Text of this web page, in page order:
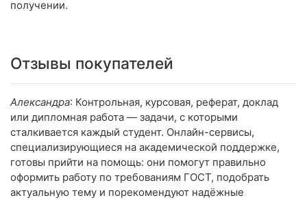
получении.
Отзывы покупателей
Александра: Контрольная, курсовая, реферат, доклад
или дипломная работа — задачи, с которыми
сталкивается каждый студент. Онлайн-сервисы,
специализирующиеся на академической поддержке,
готовы прийти на помощь: они помогут правильно
оформить работу по требованиям ГОСТ, подобрать
актуальную тему и порекомендуют надёжные